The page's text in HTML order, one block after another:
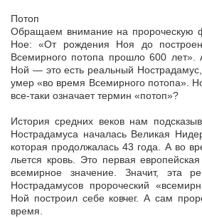
Потоп
Обращаем внимание на пророческую
Ное: «От рождения Ноя до
Всемирного потопа прошло 600 лет».
Ной — это есть реальный Нострадамус,
умер «во время Всемирного потопа».
все-таки означает термин «потоп»?
История средних веков нам
Нострадамуса началась Великая
которая продолжалась 43 года. А во
льется кровь. Это первая
всемирное значение. Значит, эта
Нострадамусов пророческий
Ной построил себе ковчег. А сам
время.